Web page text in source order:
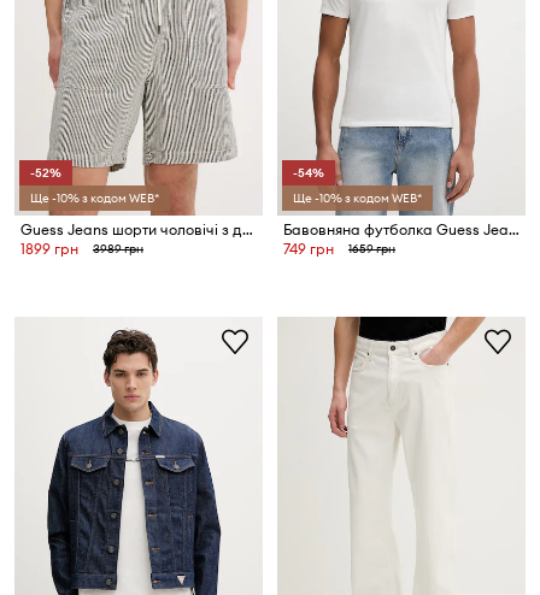
-52%
Ще -10% з кодом WEB*
Guess Jeans шорти чоловічі з домішкою льону
1899 грн
3989 грн
-54%
Ще -10% з кодом WEB*
Бавовняна футболка Guess Jeans
749 грн
1659 грн